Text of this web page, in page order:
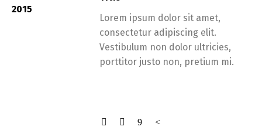
2015
Lorem ipsum dolor sit amet,
consectetur adipiscing elit.
Vestibulum non dolor ultricies,
porttitor justo non, pretium mi.